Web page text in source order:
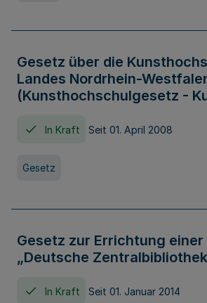
Gesetz über die
Landes Nordrhein-
(Kunsthochschulgesetz -
In Kraft Seit 01. April 2008
Gesetz
Gesetz zur Errichtung
„Deutsche
In Kraft Seit 01. Januar 2014